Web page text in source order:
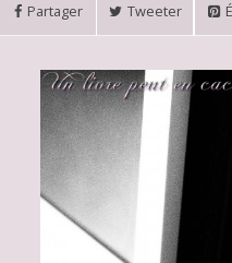
Partager Tweeter